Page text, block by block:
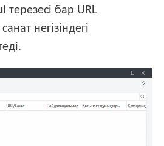
терезесі бар URL
негізіндегі